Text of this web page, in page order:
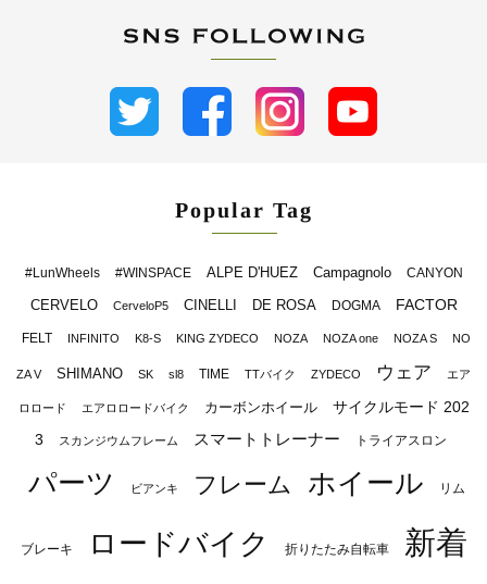
Popular Tag
#LunWheels #WINSPACE ALPE D'HUEZ Campagnolo CANYON
CERVELO CerveloP5 CINELLI DE ROSA DOGMA FACTOR
FELT INFINITO K8-S KING ZYDECO NOZA NOZA one NOZA S NO
ZA V SHIMANO SK sl8 TIME TTバイク ZYDECO ウェア エア
ロロード エアロロードバイク カーボンホイール
サイクルモード 202
3
スカンジウムフレーム スマートトレーナー トライアスロン
パーツ ビアンキ フレーム ホイール リム
ブレーキ ロードバイク 折りたたみ自転車
新着